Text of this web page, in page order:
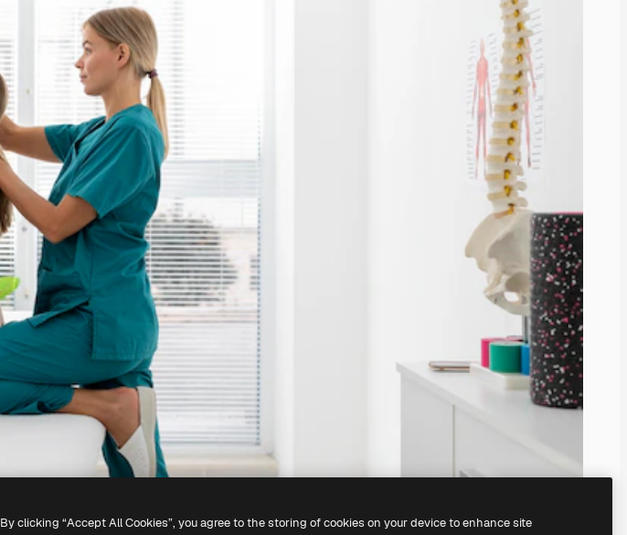
By clicking “Accept All Cookies”, you agree to the storing of cookies on your device to enhance site